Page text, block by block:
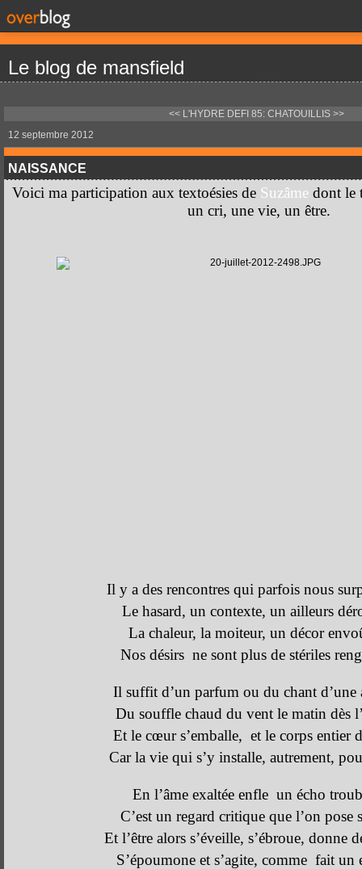
Le blog de mansfield
<< L'HYDRE DEFI 85: CHATOUILLIS >>
12 septembre 2012
NAISSANCE
Voici ma participation aux textoésies de Suzâme dont le
un cri, une vie, un être.
Il y a des rencontres qui parfois nous
Le hasard, un contexte, un ailleurs
La chaleur, la moiteur, un décor
Nos désirs ne sont plus de stériles
Il suffit d’un parfum ou du chant d’une
Du souffle chaud du vent le matin dès
Et le cœur s’emballe, et le corps entier
Car la vie qui s’y installe, autrement,
En l’âme exaltée enfle un écho
C’est un regard critique que l’on pose
Et l’être alors s’éveille, s’ébroue, donne
S’époumone et s’agite, comme fait un